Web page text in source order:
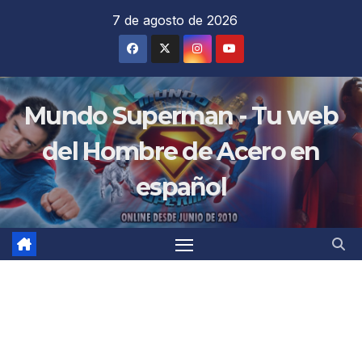
7 de agosto de 2026
Mundo Superman - Tu web
del Hombre de Acero en
español